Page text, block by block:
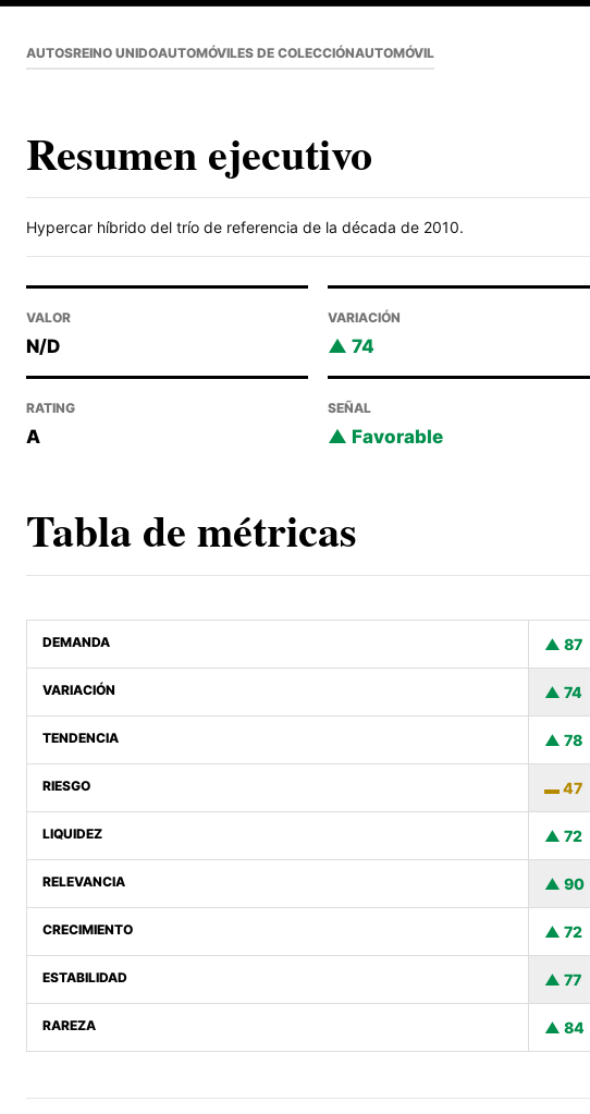
AUTOSREINO UNIDOAUTOMÓVILES DE COLECCIÓNAUTOMÓVIL
Resumen ejecutivo
Hypercar híbrido del trío de referencia de la década de 2010.
VALOR
N/D
VARIACIÓN
74
RATING
A
SEÑAL
Favorable
Tabla de métricas
DEMANDA 87
VARIACIÓN 74
TENDENCIA 78
RIESGO 47
LIQUIDEZ 72
RELEVANCIA 90
CRECIMIENTO 72
ESTABILIDAD 77
RAREZA 84